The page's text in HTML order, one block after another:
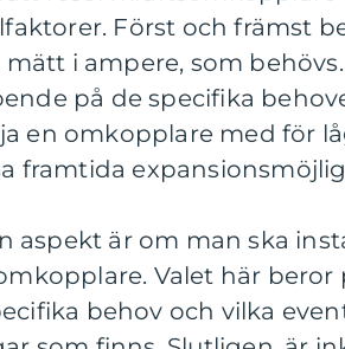
Först och främst
i ampere, som
på de specifika
en omkopplare med för
framtida
aspekt är om man ska
Valet här beror
behov och vilka